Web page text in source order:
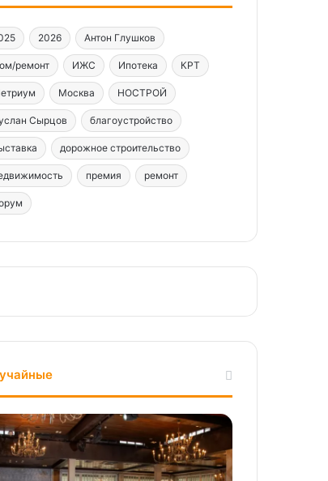
2026 Антон Глушков
ремонт ИЖС Ипотека КРТ
Москва НОСТРОЙ
Сырцов благоустройство
дорожное строительство
премия ремонт